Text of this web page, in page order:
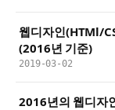
웹디자인(HTMl/
(2016년 기준)
2019-03-02
2016년의 웹디자